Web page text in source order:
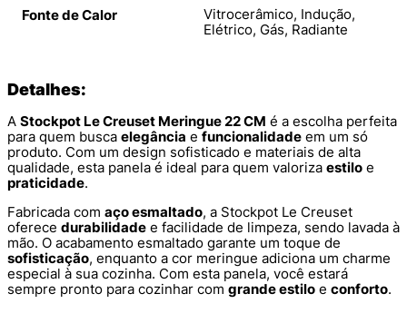
Fonte de Calor
Vitrocerâmico, Indução,
Elétrico, Gás, Radiante
Detalhes:
A Stockpot Le Creuset Meringue 22 CM é a escolha perfeita
para quem busca elegância e funcionalidade em um só
produto. Com um design sofisticado e materiais de alta
qualidade, esta panela é ideal para quem valoriza estilo e
praticidade.
Fabricada com aço esmaltado, a Stockpot Le Creuset
oferece durabilidade e facilidade de limpeza, sendo lavada à
mão. O acabamento esmaltado garante um toque de
sofisticação, enquanto a cor meringue adiciona um charme
especial à sua cozinha. Com esta panela, você estará
sempre pronto para cozinhar com grande estilo e conforto.